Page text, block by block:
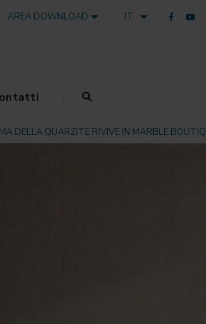
AREA DOWNLOAD IT
DELLA QUARZITE RIVIVE IN MARBLE